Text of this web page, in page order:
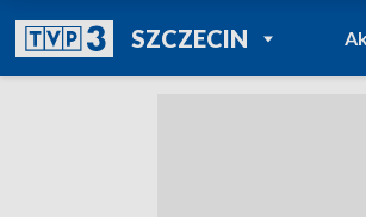
SZCZECINPOWRÓT DO
TVP REGIONY